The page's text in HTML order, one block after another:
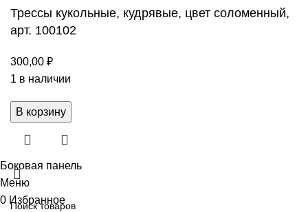
Трессы кукольные, кудрявые, цвет соломенный,
арт. 100102
300,00 ₽
1 в наличии
Количество
товара
Трессы
кукольные,
кудрявые,
цвет
В корзину
Боковая панель
Меню
0 Избранное